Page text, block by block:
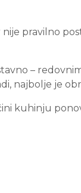
pravilno
–
najbolje je
kuhinju